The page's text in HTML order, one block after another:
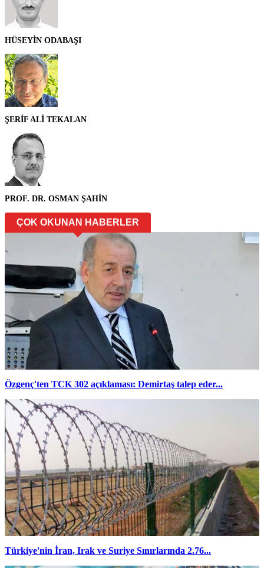
HÜSEYİN ODABAŞI
ŞERİF ALİ TEKALAN
PROF. DR. OSMAN ŞAHİN
ÇOK OKUNAN HABERLER
Özgenç'ten TCK 302 açıklaması: Demirtaş talep eder...
Türkiye'nin İran, Irak ve Suriye Sınırlarında 2.76...